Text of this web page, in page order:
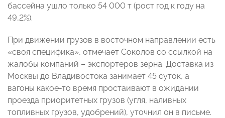
бассейна ушло только 54 000 т (рост год к году на
49,2%).
При движении грузов в восточном направлении есть
«своя специфика», отмечает Соколов со ссылкой на
жалобы компаний – экспортеров зерна. Доставка из
Москвы до Владивостока занимает 45 суток, а
вагоны какое-то время простаивают в ожидании
проезда приоритетных грузов (угля, наливных
топливных грузов, удобрений), уточнил он в письме.